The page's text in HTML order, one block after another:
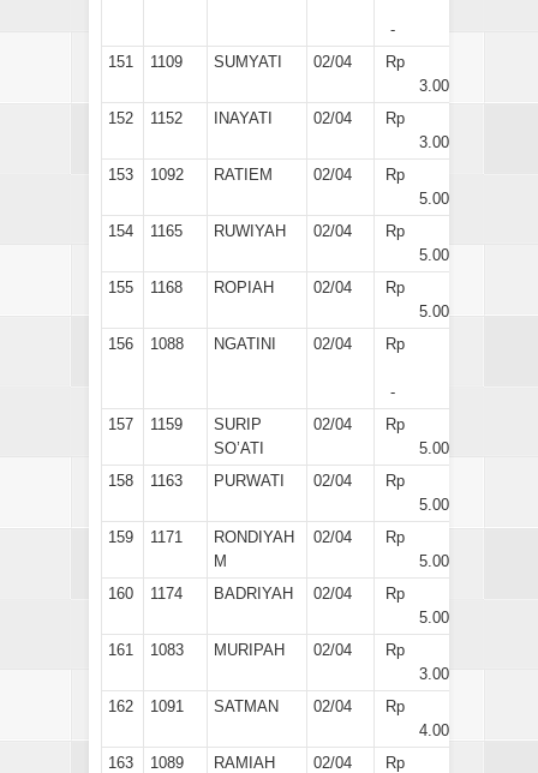
-
151
1109 SUMYATI 02/04
Rp
3.000
152
1152 INAYATI 02/04
Rp
3.000
153
1092 RATIEM 02/04
Rp
5.000
154
1165 RUWIYAH 02/04
Rp
5.000
155
1168 ROPIAH 02/04
Rp
5.000
156
1088 NGATINI 02/04 Rp
-
157
1159
SURIP
SO’ATI
02/04
Rp
5.000
158
1163 PURWATI 02/04
Rp
5.000
159
1171
RONDIYAH
M
02/04
Rp
5.000
160
1174 BADRIYAH 02/04
Rp
5.000
161
1083 MURIPAH 02/04
Rp
3.000
162
1091 SATMAN 02/04
Rp
4.000
163
1089 RAMIAH 02/04
Rp